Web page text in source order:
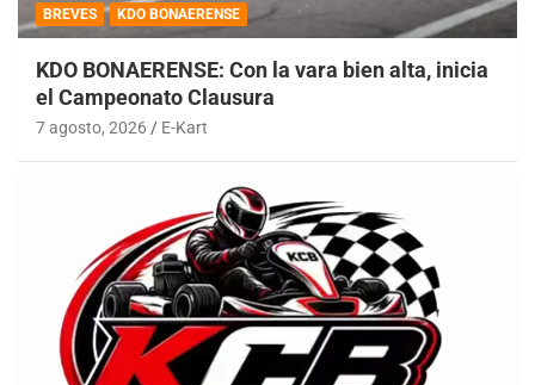
BREVES KDO BONAERENSE
KDO BONAERENSE: Con la vara bien alta, inicia
el Campeonato Clausura
7 agosto, 2026 E-Kart